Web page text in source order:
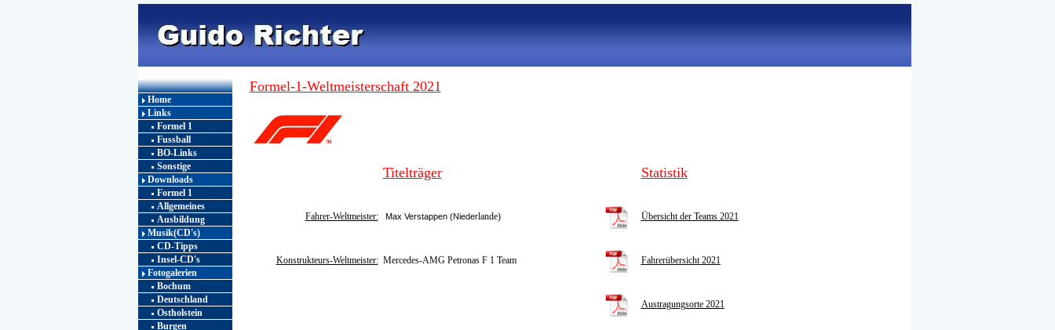
Home
Links
Formel 1
Fussball
BO-Links
Sonstige
Downloads
Formel 1
Allgemeines
Ausbildung
Musik(CD's)
CD-Tipps
Insel-CD's
Fotogalerien
Bochum
Deutschland
Ostholstein
Burgen
Formel-1-Weltmeisterschaft 2021
Titelträger Statistik
Fahrer-Weltmeister: Max Verstappen (Niederlande) Übersicht der Teams 2021
Konstrukteurs-Weltmeister: Mercedes-AMG Petronas F 1 Team Fahrerübersicht 2021
Austragungsorte 2021